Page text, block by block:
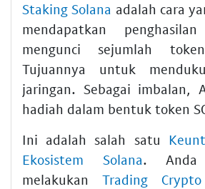
Staking Solana adalah cara
mendapatkan
mengunci sejumlah
Tujuannya untuk
jaringan. Sebagai imbalan,
hadiah dalam bentuk token
Ini adalah salah satu
Ekosistem Solana. Anda
melakukan Trading Crypto